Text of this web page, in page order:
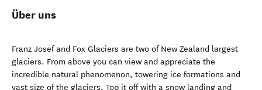
Über uns
Franz Josef and Fox Glaciers are two of New Zealand largest
glaciers. From above you can view and appreciate the
incredible natural phenomenon, towering ice formations and
vast size of the glaciers. Top it off with a snow landing and